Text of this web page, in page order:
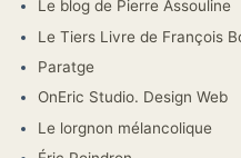
Le blog de Pierre Assouline
Le Tiers Livre de François
Paratge
OnEric Studio. Design Web
Le lorgnon mélancolique